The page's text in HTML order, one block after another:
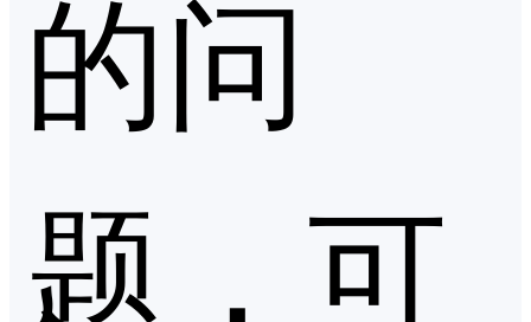
的问
题，可